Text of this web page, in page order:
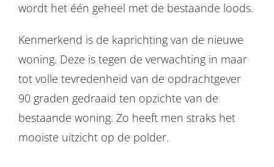
wordt het één geheel met de bestaande loods.
Kenmerkend is de kaprichting van de nieuwe
woning. Deze is tegen de verwachting in maar
tot volle tevredenheid van de opdrachtgever
90 graden gedraaid ten opzichte van de
bestaande woning. Zo heeft men straks het
mooiste uitzicht op de polder.